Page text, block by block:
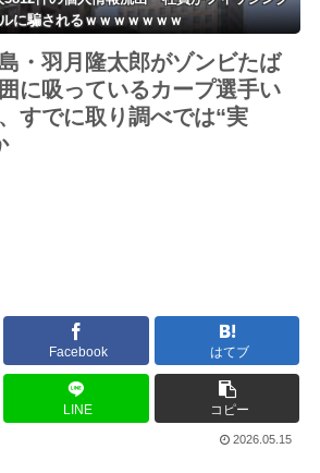
に騙されるｗｗｗｗｗｗｗ
・羽月隆太郎がゾンビたば
に吸っているカープ選手い
すでに取り調べでは“実
Facebook はてブ
LINE コピー
2026.05.15